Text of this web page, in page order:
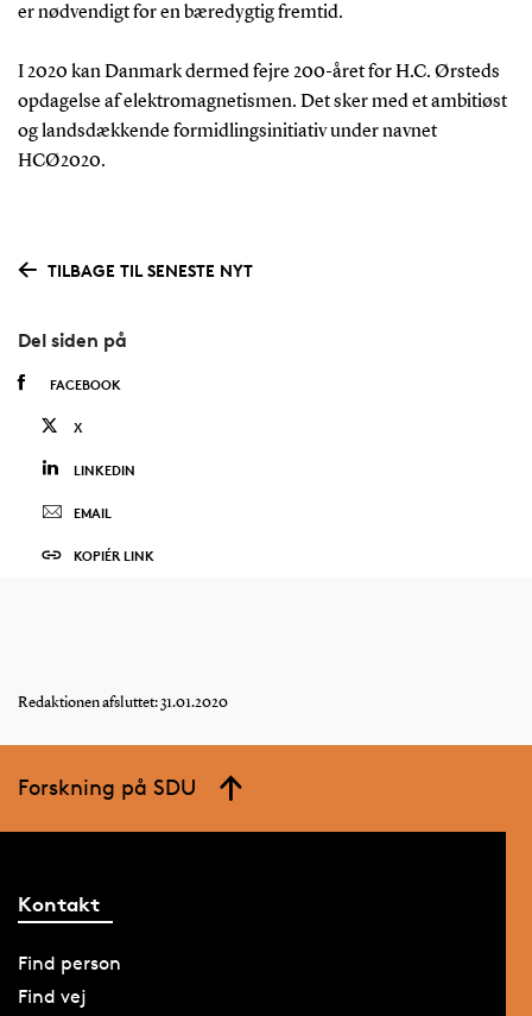
er nødvendigt for en bæredygtig fremtid.
I 2020 kan Danmark dermed fejre 200-året for H.C. Ørsteds
opdagelse af elektromagnetismen. Det sker med et ambitiøst
og landsdækkende formidlingsinitiativ under navnet
HCØ2020.
TILBAGE TIL SENESTE NYT
Del siden på
FACEBOOK
X
LINKEDIN
EMAIL
KOPIÉR LINK
Redaktionen afsluttet: 31.01.2020
Forskning på SDU
Kontakt
Find person
Find vej